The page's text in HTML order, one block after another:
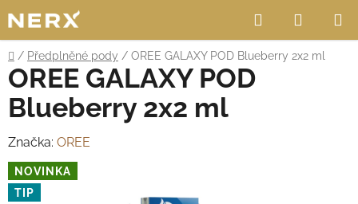
na
obsah
Hledat
KOŠÍK
Domů
/ Předplněné pody / OREE GALAXY POD Blueberry 2x2 ml
OREE GALAXY POD
Blueberry 2x2 ml
Značka: OREE
NOVINKA
TIP